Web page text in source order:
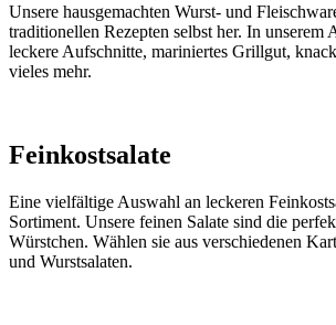
Unsere hausgemachten Wurst- und
traditionellen Rezepten selbst her. In unserem
leckere Aufschnitte, mariniertes Grillgut,
vieles mehr.
Feinkostsalate
Eine vielfältige Auswahl an leckeren
Sortiment. Unsere feinen Salate sind die
Würstchen. Wählen sie aus verschiedenen
und Wurstsalaten.